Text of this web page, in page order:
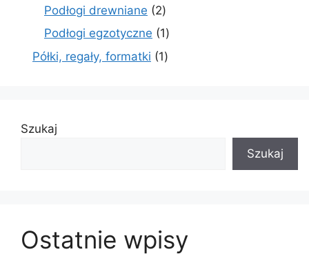
Podłogi drewniane 22
produkty
Podłogi egzotyczne 11
produkt
Półki, regały, formatki 11
Szukaj
Szukaj
Ostatnie wpisy